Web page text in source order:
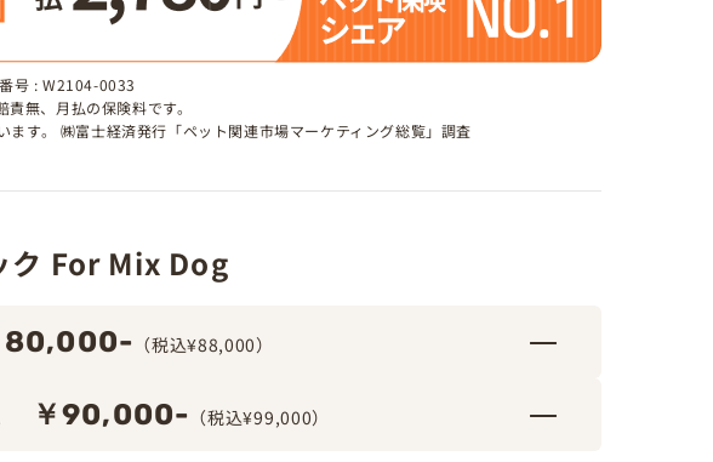
号 : W2104-0033
無、月払の保険料です。
す。 ㈱富士経済発行「ペット関連市場マーケティング総覧」調査
ク For Mix Dog
80,000- （税込¥88,000）
￥90,000- （税込¥99,000）